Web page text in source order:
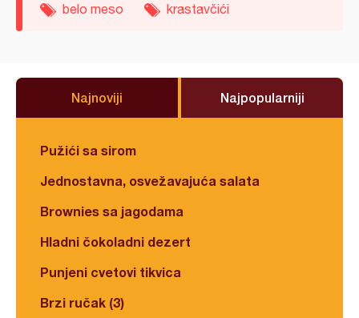
belo meso krastavčići
Najnoviji Najpopularniji
Pužići sa sirom
Jednostavna, osvežavajuća salata
Brownies sa jagodama
Hladni čokoladni dezert
Punjeni cvetovi tikvica
Brzi ručak (3)